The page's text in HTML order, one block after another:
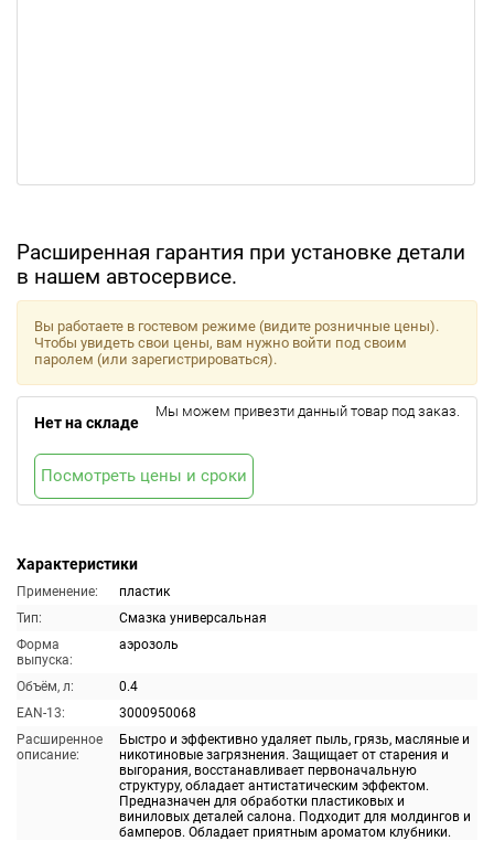
Расширенная гарантия при установке детали
в нашем автосервисе.
Характеристики
Применение:
пластик
Тип:
Смазка универсальная
Форма
выпуска:
аэрозоль
Объём, л:
0.4
EAN-13:
3000950068
Расширенное
описание:
Быстро и эффективно удаляет пыль, грязь, масляные и
никотиновые загрязнения. Защищает от старения и
выгорания, восстанавливает первоначальную
структуру, обладает антистатическим эффектом.
Предназначен для обработки пластиковых и
виниловых деталей салона. Подходит для молдингов и
бамперов. Обладает приятным ароматом клубники.
Вы работаете в гостевом режиме (видите розничные цены).
Чтобы увидеть свои цены, вам нужно войти под своим
паролем (или зарегистрироваться).
Нет на складе
Мы можем привезти данный товар под заказ.
Посмотреть цены и сроки